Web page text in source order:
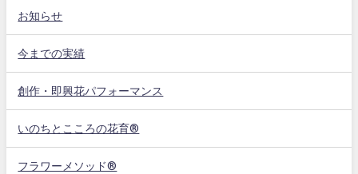
お知らせ
今までの実績
創作・即興花パフォーマンス
いのちとこころの花育®
フラワーメソッド®